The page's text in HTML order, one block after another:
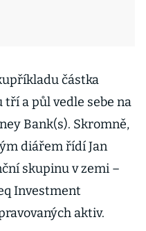
částka
a půl vedle sebe na
Bank(s). Skromně,
diářem řídí Jan
skupinu v zemi –
Investment
aktiv.